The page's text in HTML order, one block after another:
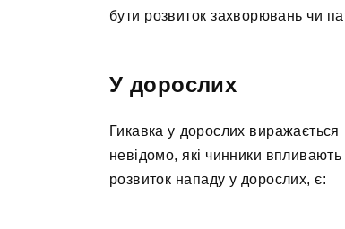
бути розвиток захворювань чи
У дорослих
Гикавка у дорослих виражається
невідомо, які чинники
розвиток нападу у дорослих, є: